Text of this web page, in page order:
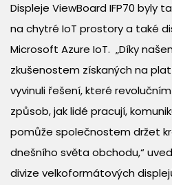
Displeje ViewBoard IFP70 byly
na chytré IoT prostory a také
Microsoft Azure IoT. „Díky
zkušenostem získaných na
vyvinuli řešení, které
způsob, jak lidé pracují,
pomůže společnostem držet
dnešního světa obchodu,“
divize velkoformátových